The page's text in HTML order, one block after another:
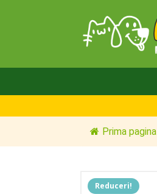
Prima pagina
Reduceri!